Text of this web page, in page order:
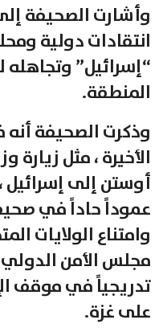
وأشارت الصحيفة
انتقادات دولية
“إسرائيل” وتجاهله
المنطقة.
وذكرت الصحيفة
الأخيرة ، مثل زيارة
أوستن إلى
عموداً حاداً في
وامتناع الولايات
مجلس الأمن الدولي
تدريجياً في موقف
على غزة.